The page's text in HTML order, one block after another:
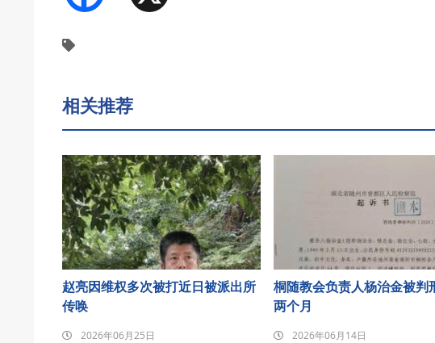
相关推荐
赵亮因维权多次被打近日被派出所
传唤
2026年06月25日
桐随教会负责人杨治金被判
两个月
2026年06月14日